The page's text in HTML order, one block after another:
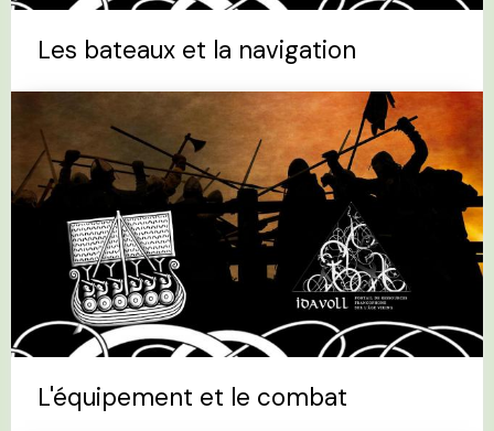
Les bateaux et la navigation
L'équipement et le combat